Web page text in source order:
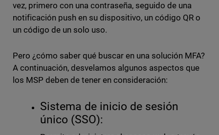
vez, primero con una contraseña, seguido de una
notificación push en su dispositivo, un código QR o
un código de un solo uso.
Pero ¿cómo saber qué buscar en una solución MFA?
A continuación, desvelamos algunos aspectos que
los MSP deben de tener en consideración:
Sistema de inicio de sesión
único (SSO):